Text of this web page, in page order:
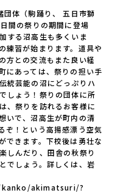
熊本県立矢部高等学
良部高等学校鹿児島
学校宮崎県立高千穂高
県立久米島高等学校私
志国際高等学校(新潟県)
目のみ参加
団体（駒踊り、 五日市獅
間の祭りの期間に登場
する沼高生も多くいま
練習が始まります。道具や
方との交流もまた良い経
にあっては、祭りの担い手
統芸能の沼にどっぷりハ
しょう！祭りの団体に所
、祭りを訪れるお客様に
いで、沼高生が町内の清
ぞ！という高揚感漂う空気
できます。下校後は勇壮な
しんだり、田舎の秋祭り
でしょう。詳しくは、岩
akimatsuri/?